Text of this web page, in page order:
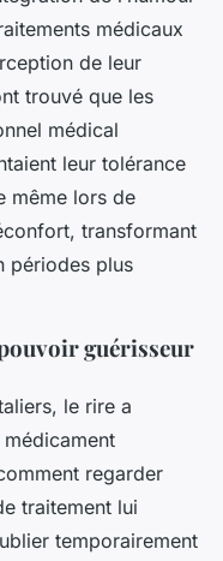
médicaux
de leur
trouvé que les
médical
leur tolérance
même lors de
transformant
périodes plus
guérisseur
le rire a
regarder
traitement lui
temporairement